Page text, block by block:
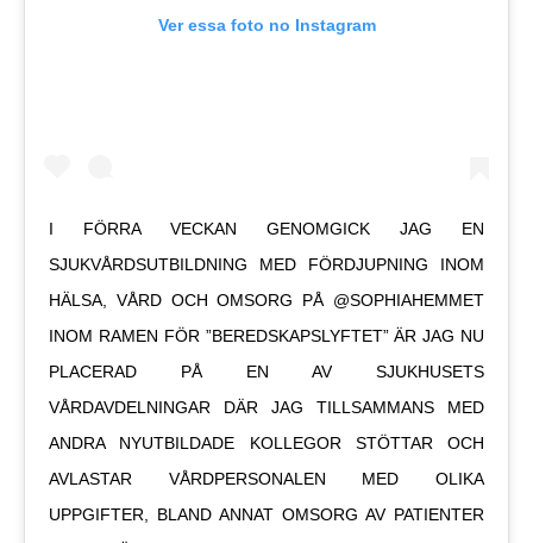
Ver essa foto no Instagram
I FÖRRA VECKAN GENOMGICK JAG EN
SJUKVÅRDSUTBILDNING MED FÖRDJUPNING INOM
HÄLSA, VÅRD OCH OMSORG PÅ @SOPHIAHEMMET
INOM RAMEN FÖR ”BEREDSKAPSLYFTET” ÄR JAG NU
PLACERAD PÅ EN AV SJUKHUSETS
VÅRDAVDELNINGAR DÄR JAG TILLSAMMANS MED
ANDRA NYUTBILDADE KOLLEGOR STÖTTAR OCH
AVLASTAR VÅRDPERSONALEN MED OLIKA
UPPGIFTER, BLAND ANNAT OMSORG AV PATIENTER